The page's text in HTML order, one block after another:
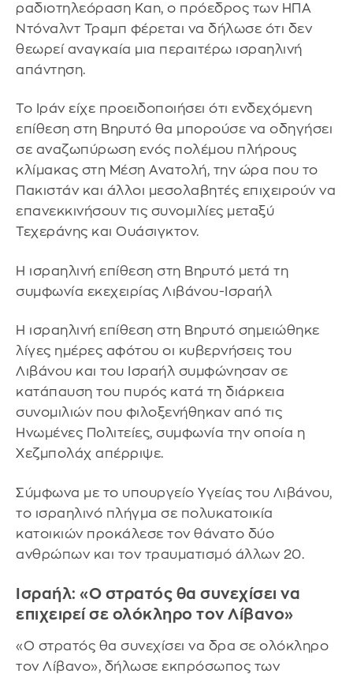
ραδιοτηλεόραση Kan, ο πρόεδρος των ΗΠΑ
Ντόναλντ Τραμπ φέρεται να δήλωσε ότι δεν
θεωρεί αναγκαία μια περαιτέρω ισραηλινή
απάντηση.
Το Ιράν είχε προειδοποιήσει ότι ενδεχόμενη
επίθεση στη Βηρυτό θα μπορούσε να οδηγήσει
σε αναζωπύρωση ενός πολέμου πλήρους
κλίμακας στη Μέση Ανατολή, την ώρα που το
Πακιστάν και άλλοι μεσολαβητές επιχειρούν να
επανεκκινήσουν τις συνομιλίες μεταξύ
Τεχεράνης και Ουάσιγκτον.
Η ισραηλινή επίθεση στη Βηρυτό μετά τη
συμφωνία εκεχειρίας Λιβάνου-Ισραήλ
Η ισραηλινή επίθεση στη Βηρυτό σημειώθηκε
λίγες ημέρες αφότου οι κυβερνήσεις του
Λιβάνου και του Ισραήλ συμφώνησαν σε
κατάπαυση του πυρός κατά τη διάρκεια
συνομιλιών που φιλοξενήθηκαν από τις
Ηνωμένες Πολιτείες, συμφωνία την οποία η
Χεζμπολάχ απέρριψε.
Σύμφωνα με το υπουργείο Υγείας του Λιβάνου,
το ισραηλινό πλήγμα σε πολυκατοικία
κατοικιών προκάλεσε τον θάνατο δύο
ανθρώπων και τον τραυματισμό άλλων 20.
Ισραήλ: «Ο στρατός θα συνεχίσει να
επιχειρεί σε ολόκληρο τον Λίβανο»
«Ο στρατός θα συνεχίσει να δρα σε ολόκληρο
τον Λίβανο», δήλωσε εκπρόσωπος των